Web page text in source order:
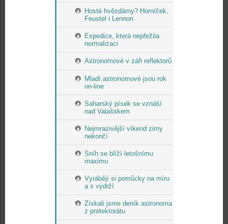
Hosté hvězdárny? Horníček,
Feustel i Lennon
Expedice, která nepřežila
normalizaci
Astronomové v záři reflektorů
Mladí astronomové jsou rok
on-line
Saharský písek se vznáší
nad Valašskem
Nejmrazivější víkend zimy
nekončí
Sníh se blíží letošnímu
maximu
Vyrábějí si pomůcky na míru
a s výdrží
Získali jsme deník astronoma
z protektorátu